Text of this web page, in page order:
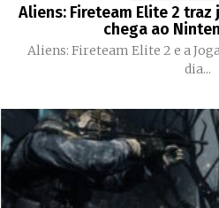
Aliens: Fireteam Elite 2
chega ao
Aliens: Fireteam Elite 2 e a
dia...